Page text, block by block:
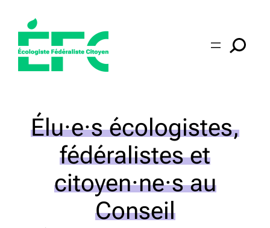
Élu·e·s écologistes,
fédéralistes et
citoyen·ne·s au
Conseil